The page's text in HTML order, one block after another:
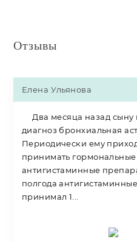
Отзывы
Елена Ульянова
Два месяца назад сыну
диагноз бронхиальная
Периодически ему
принимать гормональные
антигистаминные
полгода
принимал 1...